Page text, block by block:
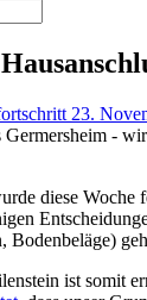
23.
diese Woche
Bodenbeläge)
ist somit